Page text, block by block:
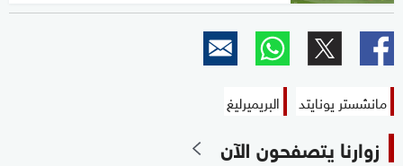
مانشستر يونايتد البريميرليغ
زوارنا يتصفحون الآن